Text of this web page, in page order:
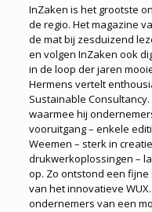
InZaken is het grootste
de regio. Het magazine
de mat bij zesduizend
en volgen InZaken ook
in de loop der jaren
Hermens vertelt
Sustainable
waarmee hij
vooruitgang – enkele
Weemen – sterk in
drukwerkoplossingen –
op. Zo ontstond een fijne
van het innovatieve
ondernemers van een